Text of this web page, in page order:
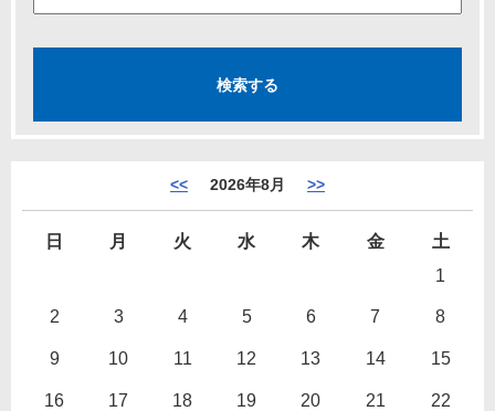
<< 2026年8月 >>
日 月 火 水 木 金
土
1
2 3 4 5 6 7 8
9 10 11 12 13 14 15
16 17 18 19 20 21 22